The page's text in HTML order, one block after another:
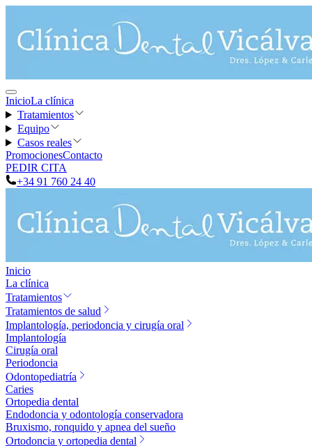
InicioLa clínica
Tratamientos
Equipo
Casos reales
PromocionesContacto
PEDIR CITA
+34 91 760 24 40
Inicio
La clínica
Tratamientos
Tratamientos de salud
Implantología, periodoncia y cirugía oral
Implantología
Cirugía oral
Periodoncia
Odontopediatría
Caries
Ortopedia dental
Endodoncia y odontología conservadora
Bruxismo, ronquido y apnea del sueño
Ortodoncia y ortopedia dental